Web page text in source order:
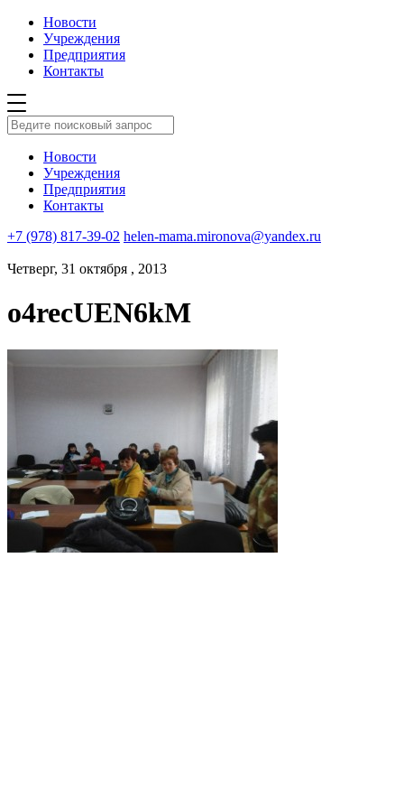
Новости
Учреждения
Предприятия
Контакты
Новости
Учреждения
Предприятия
Контакты
+7 (978) 817-39-02 helen-mama.mironova@yandex.ru
Четверг, 31 октября , 2013
o4recUEN6kM